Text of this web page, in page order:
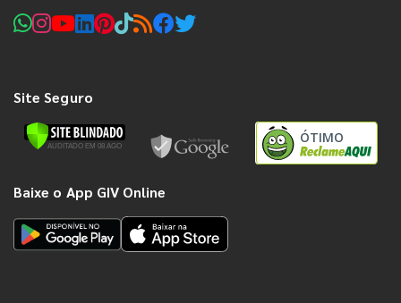
Site Seguro
ÓTIMO
Baixe o App GIV Online